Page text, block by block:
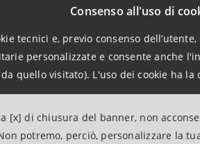
Consenso all'uso di
tecnici e, previo consenso
personalizzate e consente anche
quello visitato). L'uso dei cookie ha la
[x] di chiusura del banner, non
potremo, perciò, personalizzare la